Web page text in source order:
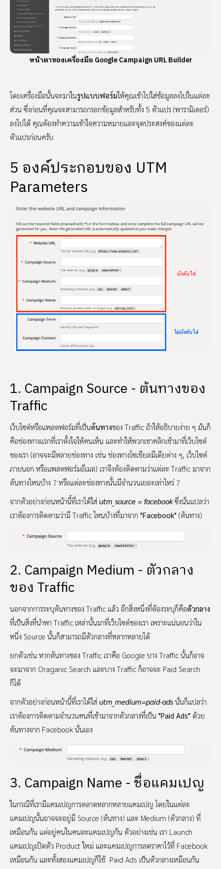
หน้าตาของเครื่องมือ Google Campaign URL Builder
โดยเครื่องมือนั้นจะมาในรูปแบบฟอร์มให้คุณเข้าไปใส่ข้อมูลลงไปในแต่ละ
ส่วน ซึ่งก่อนที่คุณจะสามารถกรอกข้อมูลสำหรับทั้ง 5 ตัวแปร (พารามิเตอร์)
ลงไปได้ คุณต้องทำความเข้าใจความหมายและจุดประสงค์ของแต่ละ
ตัวแปรก่อนครับ
5 องค์ประกอบของ UTM
Parameters
1. Campaign Source - ต้นทางของ
Traffic
เว็บไซต์หรือแพลตฟอร์มที่เป็นต้นทางของ Traffic ถ้าให้อธิบายง่าย ๆ มันก็
คือช่องทางแรกที่เราตั้งใจให้คนเห็น และทำให้พวกเขาคลิกเข้ามาที่เว็บไซต์
ของเรา (อาจจะมีหลายช่องทาง เช่น ช่องทางโซเชียลมีเดียต่าง ๆ, เว็บไซต์
ภายนอก หรือแพลตฟอร์มอีเมล) เราจึงต้องติดตามว่าแต่ละ Traffic มาจาก
ต้นทางไหนบ้าง ? หรือแต่ละช่องทางนั้นมีจำนวนเยอะเท่าไหร่ ?
จากตัวอย่างก่อนหน้านี้ที่เราได้ใส่ utm_source = facebookซึ่งนั่นแปลว่า
เราต้องการติดตามว่ามี Traffic ไหนบ้างที่มาจาก "Facebook" (ต้นทาง)
2. Campaign Medium - ตัวกลาง
ของ Traffic
นอกจากการระบุต้นทางของ Traffic แล้ว อีกสิ่งหนึ่งที่ต้องระบุก็คือตัวกลาง
ที่เป็นสิ่งที่นำพา Traffic เหล่านั้นมาที่เว็บไซต์ของเรา เพราะแน่นอนว่าใน
หนึ่ง Source นั้นก็สามารถมีตัวกลางที่หลากหลายได้
ยกตัวเช่น หากต้นทางของ Traffic เราคือ Google บาง Traffic นั้นก็อาจ
จะมาจาก Oraganic Search และบาง Traffic ก็อาจจะ Paid Search
ก็ได้
จากตัวอย่างก่อนหน้านี้ที่เราได้ใส่ utm_medium=paid-ads นั่นก็แปลว่า
เราต้องการติดตามจำนวนคนที่เข้ามาจากตัวกลางที่เป็น "Paid Ads" ด้วย
ต้นทางจาก Facebook นั่นเอง
3. Campaign Name - ชื่อแคมเปญ
ในกรณีที่เรามีแคมเปญการตลาดหลากหลายแคมเปญ โดยในแต่ละ
แคมเปญนั้นอาจจะอยู่มี Source (ต้นทาง) และ Medium (ตัวกลาง) ที่
เหมือนกัน แต่อยู่คนในคนละแคมเปญกัน ตัวอย่างเช่น เรา Launch
แคมเปญเปิดตัว Product ใหม่ และแคมเปญการลดราคาไว้ที่ Facebook
เหมือนกัน และทั้งสองแคมเปญก็ใช้ Paid Ads เป็นตัวกลางเหมือนกัน